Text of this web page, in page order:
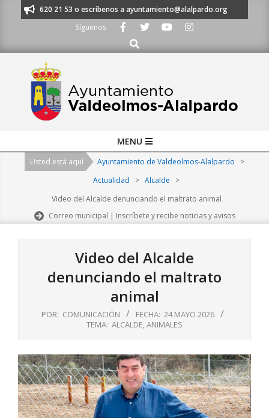
al 91 620 21 53 o escríbenos a ayuntamiento@alalpardo.org
Síguenos
Buscar
Navigation
MENU
Usted está aquí Ayuntamiento de Valdeolmos-Alalpardo
>
Actualidad
> Alcalde
>
Video del Alcalde denunciando el maltrato animal
Correo municipal | Inscríbete y recibe noticias y avisos
Video del Alcalde
denunciando el maltrato
animal
POR: COMUNICACIÓN FECHA: 24 MAYO 2026
TEMA: ALCALDE,ANIMALES